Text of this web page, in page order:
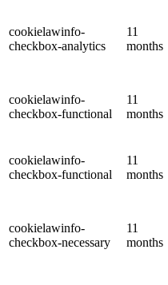
cookielawinfo-
checkbox-analytics
11
months
cookielawinfo-
checkbox-functional
11
months
cookielawinfo-
checkbox-functional
11
months
cookielawinfo-
checkbox-necessary
11
months